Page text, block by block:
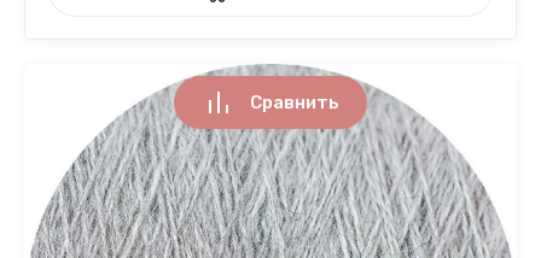
Сравнить